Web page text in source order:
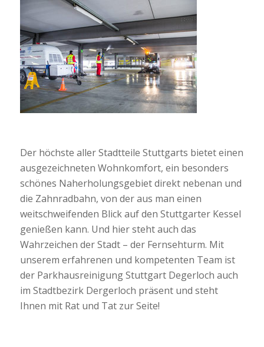
Der höchste aller Stadtteile Stuttgarts bietet einen
ausgezeichneten Wohnkomfort, ein besonders
schönes Naherholungsgebiet direkt nebenan und
die Zahnradbahn, von der aus man einen
weitschweifenden Blick auf den Stuttgarter Kessel
genießen kann. Und hier steht auch das
Wahrzeichen der Stadt – der Fernsehturm. Mit
unserem erfahrenen und kompetenten Team ist
der Parkhausreinigung Stuttgart Degerloch auch
im Stadtbezirk Dergerloch präsent und steht
Ihnen mit Rat und Tat zur Seite!